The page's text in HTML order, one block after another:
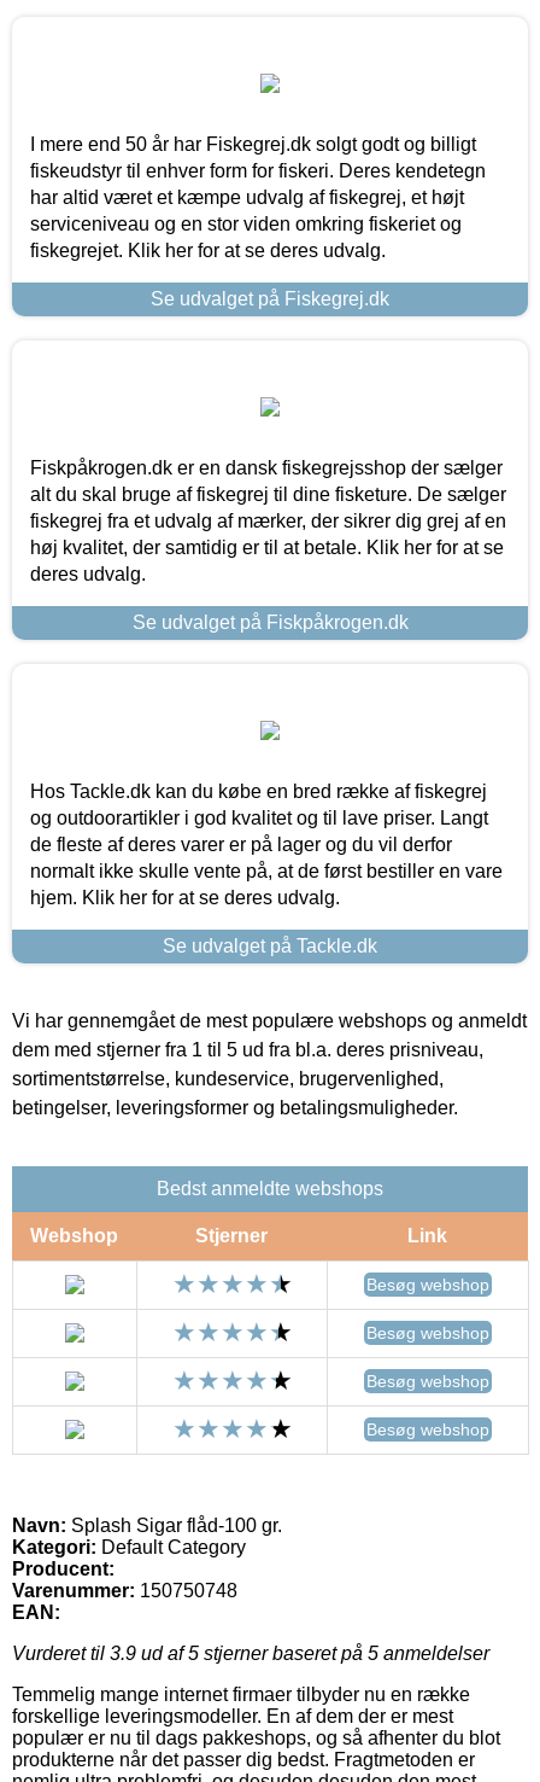
I mere end 50 år har Fiskegrej.dk solgt godt og billigt
fiskeudstyr til enhver form for fiskeri. Deres kendetegn
har altid været et kæmpe udvalg af fiskegrej, et højt
serviceniveau og en stor viden omkring fiskeriet og
fiskegrejet. Klik her for at se deres udvalg.
Se udvalget på Fiskegrej.dk
Fiskpåkrogen.dk er en dansk fiskegrejsshop der sælger
alt du skal bruge af fiskegrej til dine fisketure. De sælger
fiskegrej fra et udvalg af mærker, der sikrer dig grej af en
høj kvalitet, der samtidig er til at betale. Klik her for at se
deres udvalg.
Se udvalget på Fiskpåkrogen.dk
Hos Tackle.dk kan du købe en bred række af fiskegrej
og outdoorartikler i god kvalitet og til lave priser. Langt
de fleste af deres varer er på lager og du vil derfor
normalt ikke skulle vente på, at de først bestiller en vare
hjem. Klik her for at se deres udvalg.
Se udvalget på Tackle.dk
Vi har gennemgået de mest populære webshops og anmeldt
dem med stjerner fra 1 til 5 ud fra bl.a. deres prisniveau,
sortimentstørrelse, kundeservice, brugervenlighed,
betingelser, leveringsformer og betalingsmuligheder.
Bedst anmeldte webshops
Webshop Stjerner Link
Besøg webshop
Besøg webshop
Besøg webshop
Besøg webshop
Navn: Splash Sigar flåd-100 gr.
Kategori: Default Category
Producent:
Varenummer: 150750748
EAN:
Vurderet til 3.9 ud af 5 stjerner baseret på 5 anmeldelser
Temmelig mange internet firmaer tilbyder nu en række
forskellige leveringsmodeller. En af dem der er mest
populær er nu til dags pakkeshops, og så afhenter du blot
produkterne når det passer dig bedst. Fragtmetoden er